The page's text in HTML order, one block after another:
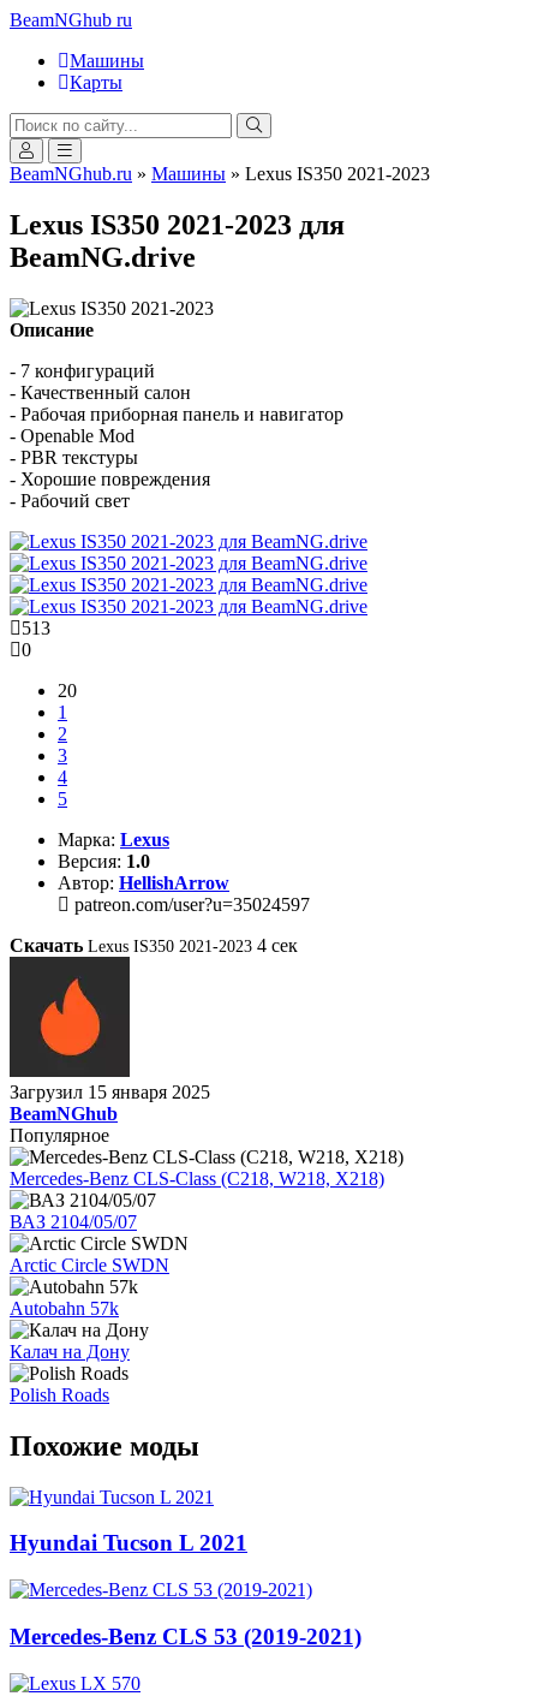
BeamNGhub ru
Машины
Карты
BeamNGhub.ru » Машины » Lexus IS350 2021-2023
Lexus IS350 2021-2023 для
BeamNG.drive
Описание
- 7 конфигураций
- Качественный салон
- Рабочая приборная панель и навигатор
- Openable Mod
- PBR текстуры
- Хорошие повреждения
- Рабочий свет
513
0
20
1
2
3
4
5
Марка: Lexus
Версия: 1.0
Автор: HellishArrow
patreon.com/user?u=35024597
Скачать Lexus IS350 2021-2023 4 сек
Загрузил 15 января 2025
BeamNGhub
Популярное
Mercedes-Benz CLS-Class (C218, W218, X218)
ВАЗ 2104/05/07
Arctic Circle SWDN
Autobahn 57k
Калач на Дону
Polish Roads
Похожие моды
Hyundai Tucson L 2021
Mercedes-Benz CLS 53 (2019-2021)